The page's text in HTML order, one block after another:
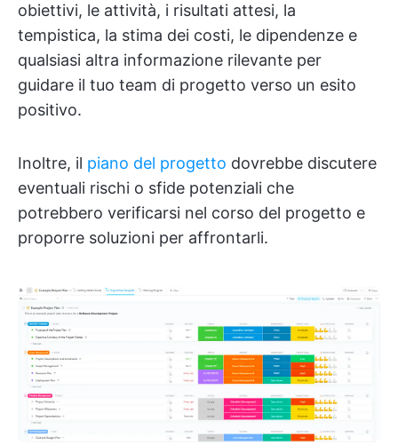
obiettivi, le attività, i risultati attesi, la
tempistica, la stima dei costi, le dipendenze e
qualsiasi altra informazione rilevante per
guidare il tuo team di progetto verso un esito
positivo.
Inoltre, il piano del progetto dovrebbe discutere
eventuali rischi o sfide potenziali che
potrebbero verificarsi nel corso del progetto e
proporre soluzioni per affrontarli.